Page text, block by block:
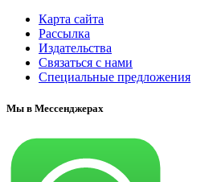
Карта сайта
Рассылка
Издательства
Связаться с нами
Специальные предложения
Мы в Мессенджерах